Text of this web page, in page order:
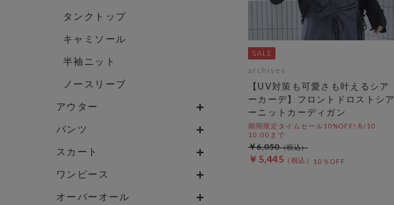
タンクトップ
キャミソール
半袖ニット
ノースリーブ
アウター
パンツ
スカート
ワンピース
オーバーオール
archives
【UV対策も可愛さも叶えるシア
ーカーデ】フロントドロストシア
ーニットカーディガン
期間限定タイムセール10%OFF! 8/10
10:00まで
￥5,445 10％OFF
￥6,050